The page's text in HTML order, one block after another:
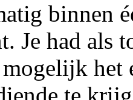
binnen
Je had als
het